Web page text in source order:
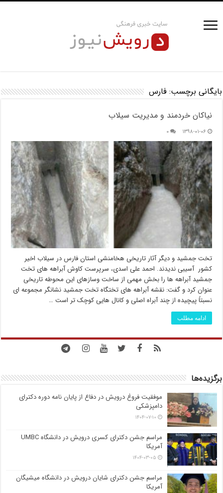
بایگانی برچسب:فارس
نیاکان خردمند و مدیریت سیلاب
۱۳۹۸-۰۱-۰۶ ۰
تخت جمشید و دیگر آثار تاریخی هخامنشی استان فارس در سیلاب اخیر
کشور آسیبی ندیدند. احمد علی اسدی، سرپرست کاوش آبراهه های تخت
جمشید آبراهه ها را بخش مهمی از ساخت وسازهای این محوطه تاریخی
عنوان کرد و گفت: نقشه آبراهه های تختگاه تخت جمشید نشانگر مجموعه ای
نسبتاً پیچیده از چند آبراه اصلی و کانال هایی کوچک تر است …
ادامه مطلب
برگزیده‌ها
موفقیت فروغ درویش در دفاع از پایان نامه دوره دکترای
دامپزشکی
۱۴۰۴-۰۷-۱۰
مراسم جشن دکترای کسری درویش در دانشگاه UMBC
آمریکا
۱۴۰۴-۰۳-۰۵
مراسم جشن دکترای شایان درویش در دانشگاه میشیگان
آمریکا